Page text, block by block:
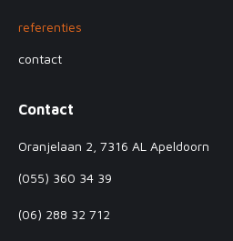
referenties
contact
Contact
Oranjelaan 2, 7316 AL Apeldoorn
(055) 360 34 39
(06) 288 32 712